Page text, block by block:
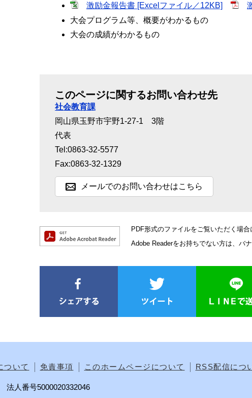
激励金報告書 [Excelファイル／12KB]
大会プログラム等、概要がわかるもの
大会の成績がわかるもの
このページに関するお問い合わせ先
社会教育課
岡山県玉野市宇野1-27-1 3階
代表
Tel:0863-32-5577
Fax:0863-32-1329
メールでのお問い合わせはこちら
PDF形式のファイルをご覧いただく場
Adobe Readerをお持ちでない方は、バ
ついて 免責事項 このホームページについて RSS配信につ
法人番号5000020332046